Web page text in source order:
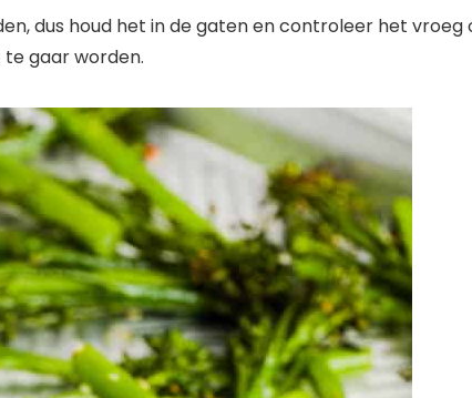
dus houd het in de gaten en controleer het vroeg
gaar worden.